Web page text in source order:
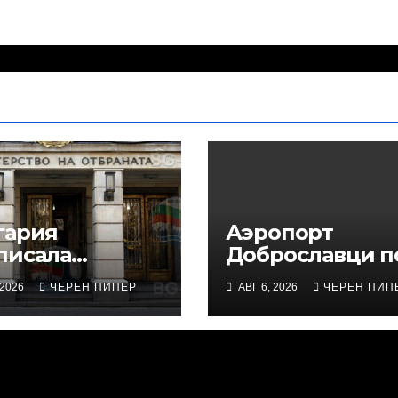
на
ЧЕРЕН ПИПЕР
Аэропорт
Доброславци
Софией —
возрождается
АВГ 6, 2026 ЧЕРЕН